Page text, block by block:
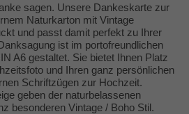
sagen. Unsere Dankeskarte zur
Naturkarton mit Vintage
und passt damit perfekt zu Ihrer
ist im portofreundlichen
A6 gestaltet. Sie bietet Ihnen Platz
und Ihren ganz persönlichen
Schriftzügen zur Hochzeit.
geben der naturbelassenen
besonderen Vintage / Boho Stil.